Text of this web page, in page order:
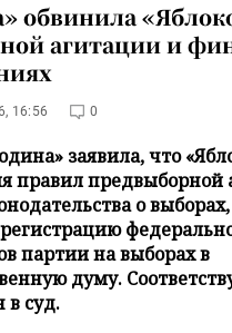
обвинила
агитации и
16:56 0
заявила, что
правил предвыборной
о
партии на выборах в
думу.
в суд.